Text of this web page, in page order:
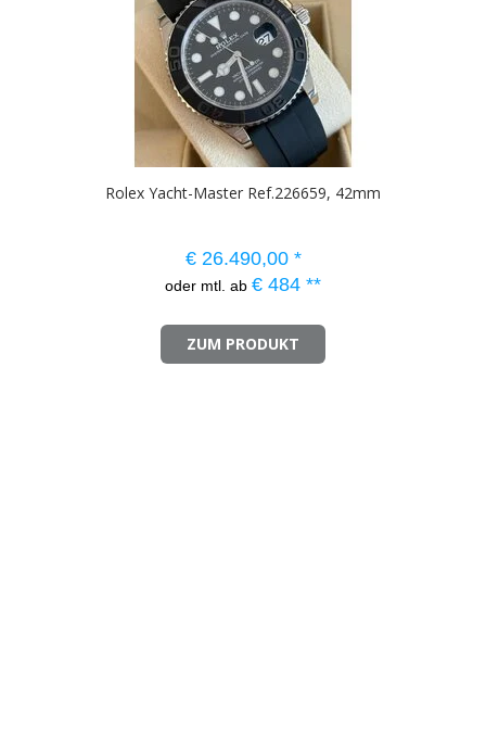
Rolex Yacht-Master Ref.226659, 42mm
€26.490,00 *
oder mtl. ab € 484 **
ZUM PRODUKT